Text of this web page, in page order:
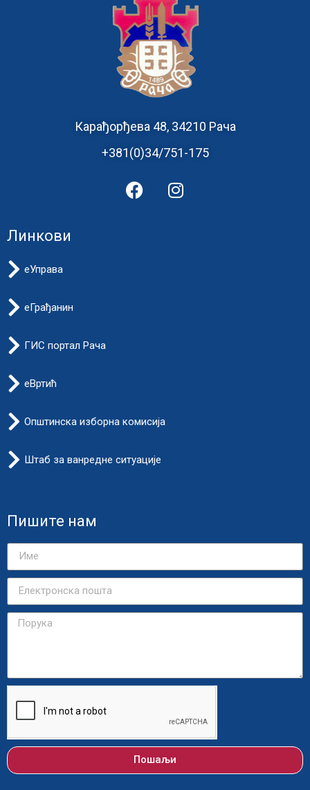
Карађорђева 48, 34210 Рача
+381(0)34/751-175
Линкови
еУправа
еГрађанин
ГИС портал Рача
еВртић
Општинска изборна комисија
Штаб за ванредне ситуације
Пишите нам
Пошаљи